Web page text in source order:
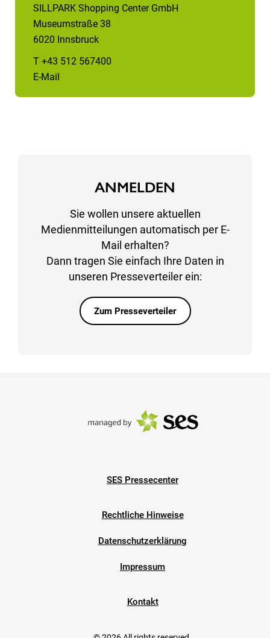
SILLPARK Shopping Center GmbH
Museumstraße 38
6020 Innsbruck
T +43 512 567400
E-Mail
ANMELDEN
Sie wollen unsere aktuellen
Medienmitteilungen automatisch per E-
Mail erhalten?
Dann tragen Sie einfach Ihre Daten in
unseren Presseverteiler ein:
Zum Presseverteiler
SES Pressecenter
Rechtliche Hinweise
Datenschutzerklärung
Impressum
Kontakt